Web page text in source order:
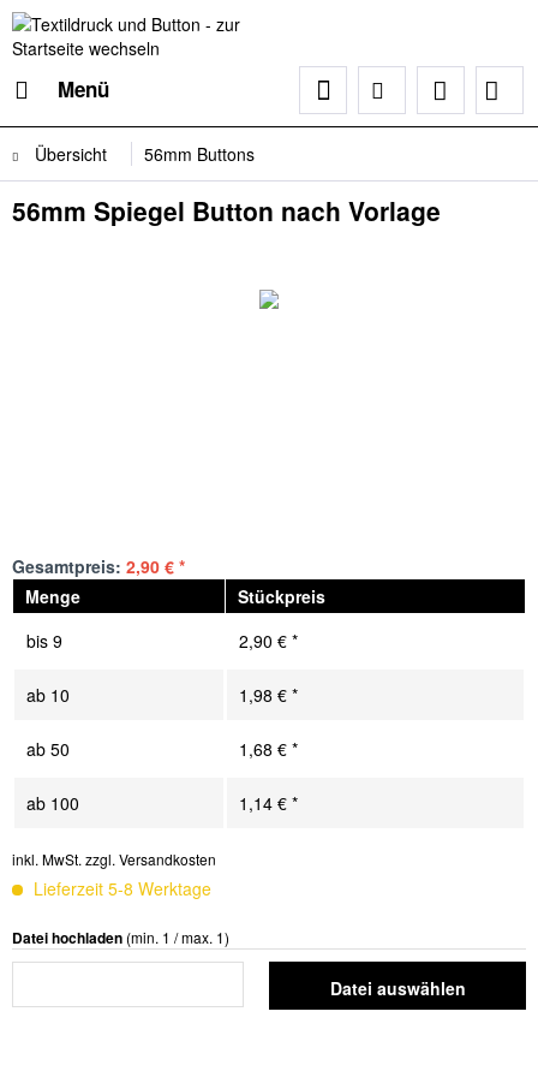
Menü
Übersicht 56mm Buttons
56mm Spiegel Button nach Vorlage
Gesamtpreis: 2,90 € *
Menge
Stückpreis
bis 9 2,90 € *
ab 10 1,98 € *
ab 50 1,68 € *
ab 100 1,14 € *
inkl. MwSt. zzgl. Versandkosten
Lieferzeit 5-8 Werktage
Datei hochladen (min. 1 / max. 1)
Datei auswählen